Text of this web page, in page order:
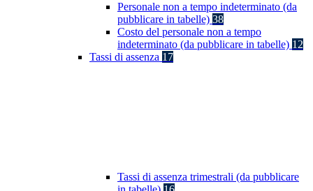
Personale non a tempo indeterminato (da
pubblicare in tabelle) 38
Costo del personale non a tempo
indeterminato (da pubblicare in tabelle) 12
Tassi di assenza 17
Tassi di assenza trimestrali (da pubblicare